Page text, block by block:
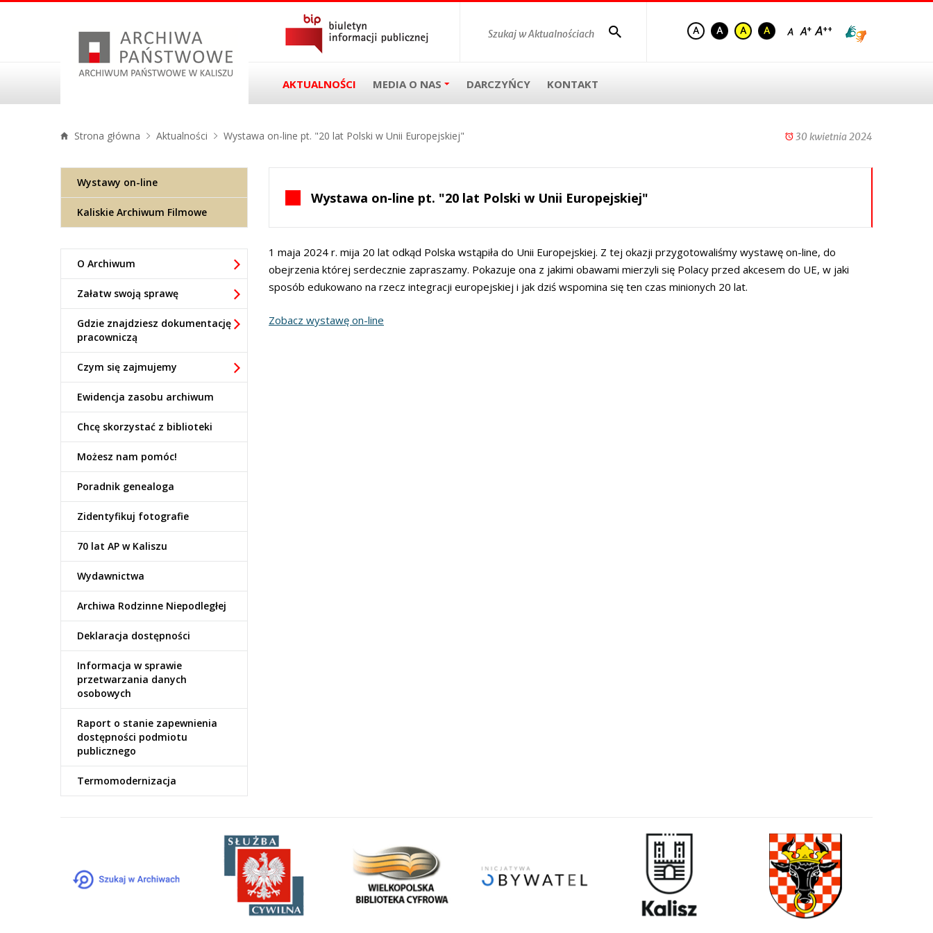
AKTUALNOŚCI MEDIA O NAS DARCZYŃCY KONTAKT
Strona główna Aktualności Wystawa on-line pt. "20 lat Polski w Unii Europejskiej"
Wystawa on-line pt. "20 lat Polski w Unii Europejskiej"
30 kwietnia 2024
1 maja 2024 r. mija 20 lat odkąd Polska wstąpiła do Unii Europejskiej. Z tej okazji przygotowaliśmy wystawę on-line, do
obejrzenia której serdecznie zapraszamy. Pokazuje ona z jakimi obawami mierzyli się Polacy przed akcesem do UE, w jaki
sposób edukowano na rzecz integracji europejskiej i jak dziś wspomina się ten czas minionych 20 lat.
Zobacz wystawę on-line
Wystawy on-line
Kaliskie Archiwum Filmowe
O Archiwum
Załatw swoją sprawę
Gdzie znajdziesz dokumentację
pracowniczą
Czym się zajmujemy
Ewidencja zasobu archiwum
Chcę skorzystać z biblioteki
Możesz nam pomóc!
Poradnik genealoga
Zidentyfikuj fotografie
70 lat AP w Kaliszu
Wydawnictwa
Archiwa Rodzinne Niepodległej
Deklaracja dostępności
Informacja w sprawie
przetwarzania danych
osobowych
Raport o stanie zapewnienia
dostępności podmiotu
publicznego
Termomodernizacja